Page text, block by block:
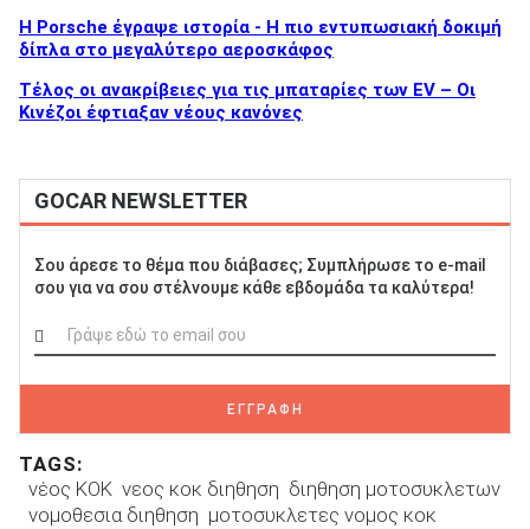
H Porsche έγραψε ιστορία - H πιο εντυπωσιακή δοκιμή
δίπλα στο μεγαλύτερο αεροσκάφος
Τέλος οι ανακρίβειες για τις μπαταρίες των EV – Οι
Κινέζοι έφτιαξαν νέους κανόνες
GOCAR NEWSLETTER
Σου άρεσε το θέμα που διάβασες; Συμπλήρωσε το e-mail
σου για να σου στέλνουμε κάθε εβδομάδα τα καλύτερα!
ΕΓΓΡΑΦΗ
TAGS:
νέος ΚΟΚ νεος κοκ διηθηση διηθηση μοτοσυκλετων
νομοθεσια διηθηση μοτοσυκλετες νομος κοκ